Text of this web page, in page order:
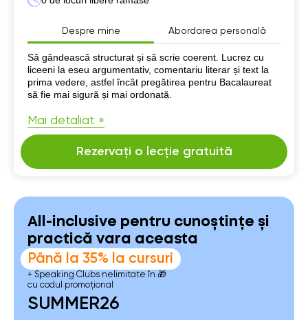
Despre mine Abordarea personală
Despre mine
Să gândească structurat și să scrie coerent. Lucrez cu
liceeni la eseu argumentativ, comentariu literar și text la
prima vedere, astfel încât pregătirea pentru Bacalaureat
să fie mai sigură și mai ordonată.
Mai detaliat »
Rezervați o lecție gratuită
All-inclusive pentru cunoștințe și
practică vara aceasta
Până la 35% la cursuri
+ Speaking Clubs nelimitate în 🎁
cu codul promoțional
SUMMER26